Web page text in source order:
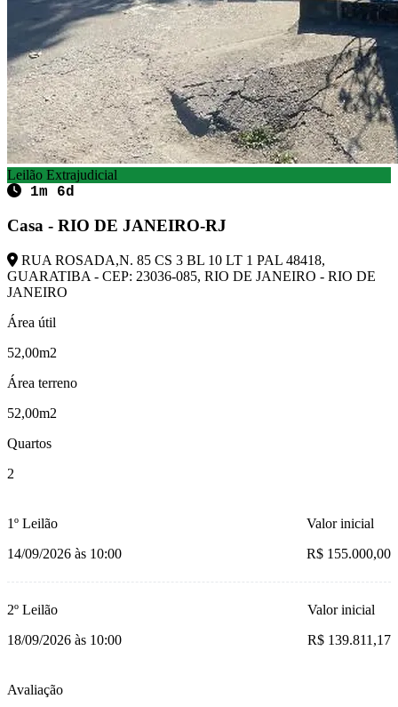
Leilão Extrajudicial
1m 6d
Casa - RIO DE JANEIRO-RJ
RUA ROSADA,N. 85 CS 3 BL 10 LT 1 PAL 48418,
GUARATIBA - CEP: 23036-085, RIO DE JANEIRO - RIO DE
JANEIRO
Área útil
52,00m2
Área terreno
52,00m2
Quartos
2
1º Leilão
14/09/2026 às 10:00
Valor inicial
R$ 155.000,00
2º Leilão
18/09/2026 às 10:00
Valor inicial
R$ 139.811,17
Avaliação